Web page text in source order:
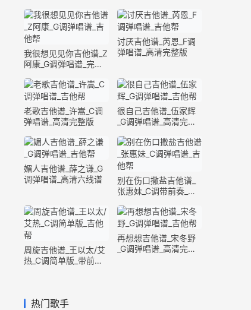
我很想见见你吉他谱_Z
阿康_G调弹唱谱_完整
讨厌吉他谱_芮恩_F调
弹唱谱_高清完整版
老歌吉他谱_许嵩_C调
弹唱谱_高清完整版
很自己吉他谱_伍家辉
_G调弹唱谱_高清完整
媚人吉他谱_薛之谦_G
调弹唱谱_高清六线谱
别在伤口撒盐吉他谱_
张惠妹_C调带前奏_完
周旋吉他谱_王以太/艾
热_C调简单版_带前奏
再想想吉他谱_宋冬野
_G调弹唱谱_高清完整
热门歌手